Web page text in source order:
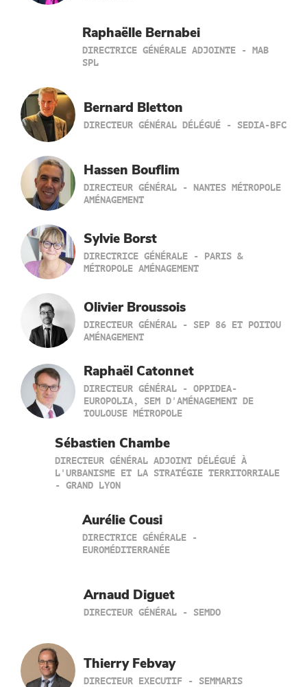
Raphaëlle Bernabei
DIRECTRICE GÉNÉRALE ADJOINTE - MAB
SPL
Bernard Bletton
DIRECTEUR GÉNÉRAL DÉLÉGUÉ - SEDIA-BFC
Hassen Bouflim
DIRECTEUR GÉNÉRAL - NANTES MÉTROPOLE
AMÉNAGEMENT
Sylvie Borst
DIRECTRICE GÉNÉRALE - PARIS &
MÉTROPOLE AMÉNAGEMENT
Olivier Broussois
DIRECTEUR GÉNÉRAL - SEP 86 ET POITOU
AMÉNAGEMENT
Raphaël Catonnet
DIRECTEUR GÉNÉRAL - OPPIDEA-
EUROPOLIA, SEM D'AMÉNAGEMENT DE
TOULOUSE MÉTROPOLE
Sébastien Chambe
DIRECTEUR GÉNÉRAL ADJOINT DÉLÉGUÉ À
L'URBANISME ET LA STRATÉGIE TERRITORRIALE
- GRAND LYON
Aurélie Cousi
DIRECTRICE GÉNÉRALE -
EUROMÉDITERRANÉE
Arnaud Diguet
DIRECTEUR GÉNÉRAL - SEMDO
Thierry Febvay
DIRECTEUR EXECUTIF - SEMMARIS